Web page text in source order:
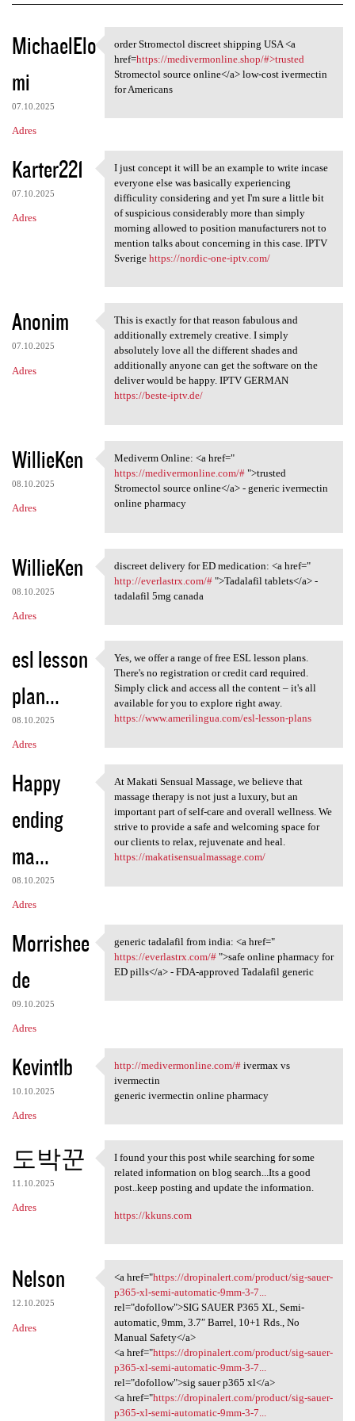
K
o
m
e
n
a
r
z
MichaelElo
mi
07.10.2025
Adres
order Stromectol discreet
order Stromectol discreet shipping USA <a
href=https://medivermonline.shop/#>trusted
Stromectol source online</a> low-cost ivermectin
for Americans
Karter221
07.10.2025
Adres
I just concept it will be an
I just concept it will be an example to write incase
everyone else was basically experiencing
difficulity considering and yet I'm sure a little bit
of suspicious considerably more than simply
morning allowed to position manufacturers not to
mention talks about concerning in this case. IPTV
Sverige https://nordic-one-iptv.com/
Anonim
07.10.2025
Adres
This is exactly for that
This is exactly for that reason fabulous and
additionally extremely creative. I simply
absolutely love all the different shades and
additionally anyone can get the software on the
deliver would be happy. IPTV GERMAN
https://beste-iptv.de/
WillieKen
08.10.2025
Adres
Mediverm Online: <a href="
Mediverm Online: <a href="
https://medivermonline.com/#">trusted
Stromectol source online</a> - generic ivermectin
online pharmacy
WillieKen
08.10.2025
Adres
discreet delivery for ED
discreet delivery for ED medication: <a href="
http://everlastrx.com/#">Tadalafil tablets</a> -
tadalafil 5mg canada
esl lesson
plan...
08.10.2025
Adres
Yes, we offer a range of free
Yes, we offer a range of free ESL lesson plans.
There's no registration or credit card required.
Simply click and access all the content – it's all
available for you to explore right away.
https://www.amerilingua.com/esl-lesson-plans
Happy
ending
ma...
08.10.2025
Adres
At Makati Sensual Massage, we
At Makati Sensual Massage, we believe that
massage therapy is not just a luxury, but an
important part of self-care and overall wellness. We
strive to provide a safe and welcoming space for
our clients to relax, rejuvenate and heal.
https://makatisensualmassage.com/
Morrishee
de
09.10.2025
Adres
generic tadalafil from india:
generic tadalafil from india: <a href="
https://everlastrx.com/#">safe online pharmacy for
ED pills</a> - FDA-approved Tadalafil generic
KevintIb
10.10.2025
Adres
http://medivermonline.com/#
http://medivermonline.com/#ivermax vs
ivermectin
generic ivermectin online pharmacy
도박꾼
11.10.2025
Adres
I found your this post while
I found your this post while searching for some
related information on blog search...Its a good
post..keep posting and update the information.
https://kkuns.com
Nelson
12.10.2025
Adres
<a href="https://dropinalert
<a href="https://dropinalert.com/product/sig-sauer-
p365-xl-semi-automatic-9mm-3-7...
rel="dofollow">SIG SAUER P365 XL, Semi-
automatic, 9mm, 3.7″ Barrel, 10+1 Rds., No
Manual Safety</a>
<a href="https://dropinalert.com/product/sig-sauer-
p365-xl-semi-automatic-9mm-3-7...
rel="dofollow">sig sauer p365 xl</a>
<a href="https://dropinalert.com/product/sig-sauer-
p365-xl-semi-automatic-9mm-3-7...